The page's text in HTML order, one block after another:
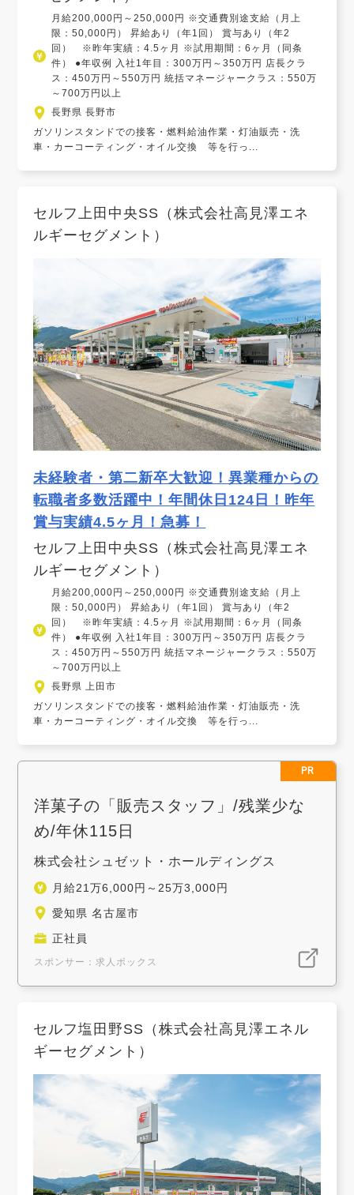
月給200,000円～250,000円 ※交通費別途支給（月上
限：50,000円） 昇給あり（年1回） 賞与あり（年2
回） ※昨年実績：4.5ヶ月 ※試用期間：6ヶ月（同条
件） ●年収例 入社1年目：300万円～350万円 店長クラ
ス：450万円～550万円 統括マネージャークラス：550万
～700万円以上
長野県 長野市
ガソリンスタンドでの接客・燃料給油作業・灯油販売・洗
車・カーコーティング・オイル交換 等を行っ...
セルフ上田中央SS（株式会社高見澤エネ
ルギーセグメント）
未経験者・第二新卒大歓迎！異業種からの
転職者多数活躍中！年間休日124日！昨年
賞与実績4.5ヶ月！急募！
セルフ上田中央SS（株式会社高見澤エネ
ルギーセグメント）
月給200,000円～250,000円 ※交通費別途支給（月上
限：50,000円） 昇給あり（年1回） 賞与あり（年2
回） ※昨年実績：4.5ヶ月 ※試用期間：6ヶ月（同条
件） ●年収例 入社1年目：300万円～350万円 店長クラ
ス：450万円～550万円 統括マネージャークラス：550万
～700万円以上
長野県 上田市
ガソリンスタンドでの接客・燃料給油作業・灯油販売・洗
車・カーコーティング・オイル交換 等を行っ...
PR
洋菓子の「販売スタッフ」/残業少な
め/年休115日
株式会社シュゼット・ホールディングス
月給21万6,000円～25万3,000円
愛知県 名古屋市
正社員
スポンサー：求人ボックス
セルフ塩田野SS（株式会社高見澤エネル
ギーセグメント）